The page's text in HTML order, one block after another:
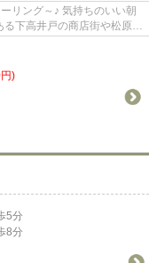
リング～♪ 気持ちのいい朝
下高井戸の商店街や松原駅
)
5分
8分